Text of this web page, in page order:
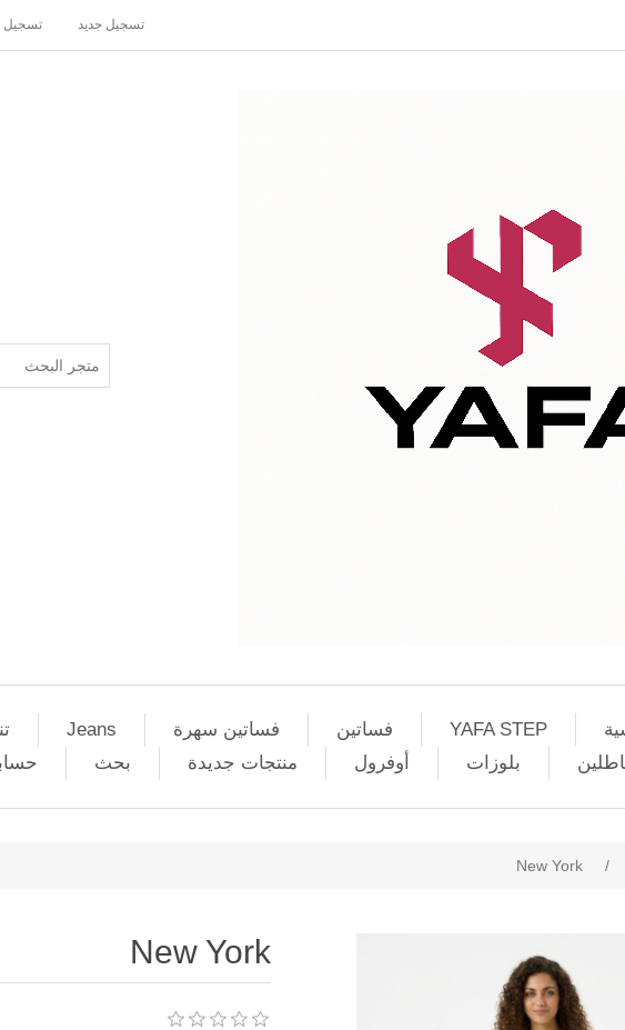
تسجيل جديد تسجيل
YAFA STEP فساتين فساتين سهرة Jeans
بلوزات أوفرول منتجات جديدة بحث
/
New York
New York